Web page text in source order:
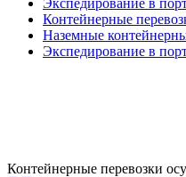
Экспедирование в
Контейнерные
Наземные
Экспедирование в
Контейнерные перевозки